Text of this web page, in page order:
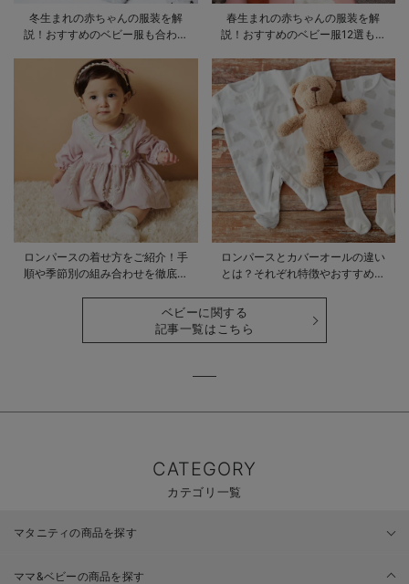
冬生まれの赤ちゃんの服装を解
説！おすすめのベビー服も合わせ
春生まれの赤ちゃんの服装を解
説！おすすめのベビー服12選も合
ロンパースの着せ方をご紹介！手
順や季節別の組み合わせを徹底解
ロンパースとカバーオールの違い
とは？それぞれ特徴やおすすめ商
ベビーに関する
記事一覧はこちら
CATEGORY
カテゴリ一覧
マタニティの商品を探す
ママ&ベビーの商品を探す